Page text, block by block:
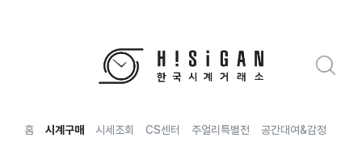
홈 시계구매 시세조회 CS센터 주얼리특별전 공간대여&감정